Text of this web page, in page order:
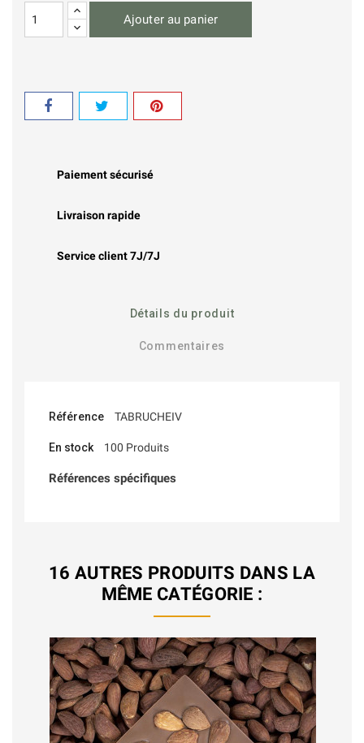
Ajouter au panier
Paiement sécurisé
Livraison rapide
Service client 7J/7J
Détails du produit
Commentaires
Référence TABRUCHEIV
En stock 100 Produits
Références spécifiques
16 AUTRES PRODUITS DANS LA
MÊME CATÉGORIE :